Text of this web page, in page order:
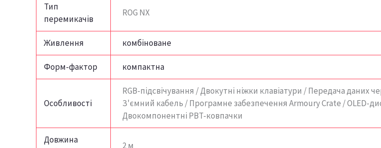
Тип
перемикачів
ROG NX
Живлення комбіноване
Форм-фактор компактна
Особливості
RGB-підсвічування / Двокутні ніжки клавіатури / Передача даних
З'ємний кабель / Програмне забезпечення Armoury Crate / OLED-
Двокомпонентні PBT-ковпачки
Довжина
2 м